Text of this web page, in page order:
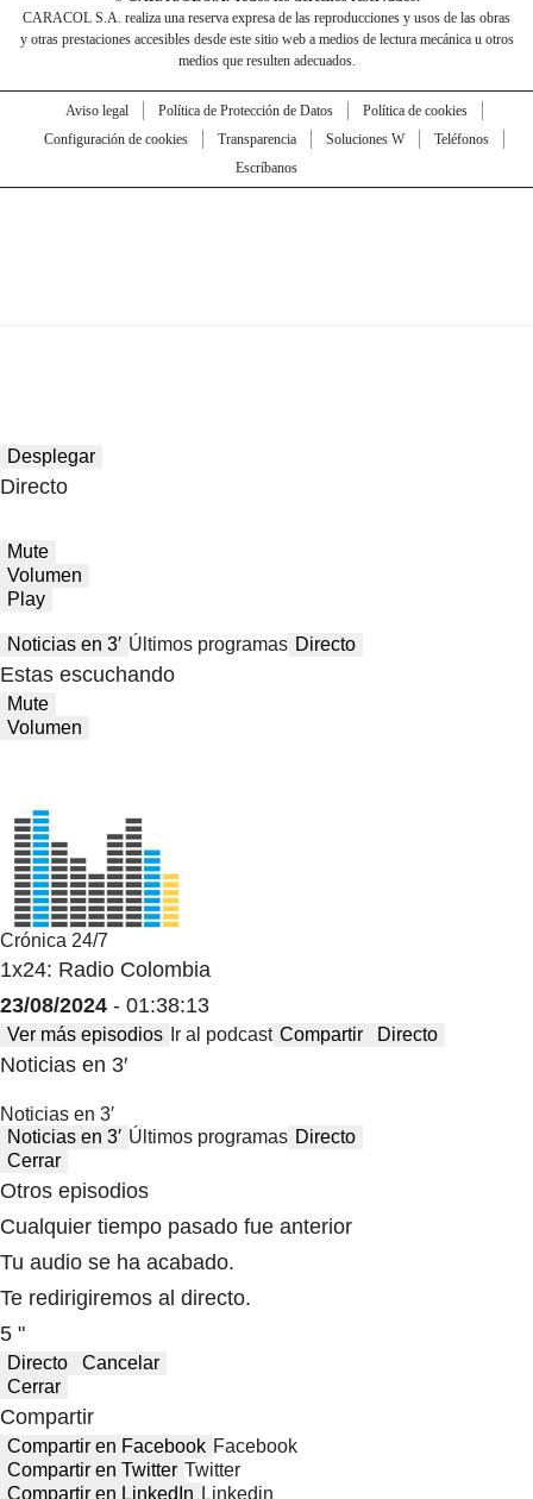
CARACOL S.A. realiza una reserva expresa de las reproducciones y usos de las obras
y otras prestaciones accesibles desde este sitio web a medios de lectura mecánica u otros
medios que resulten adecuados.
Aviso legal Política de Protección de Datos
Política de cookies
Configuración de cookies
Transparencia Soluciones W
Teléfonos
Escríbanos
Desplegar
Directo
Mute
Volumen
Play
Noticias en 3′ Últimos programas Directo
Estas escuchando
Mute
Volumen
Crónica 24/7
1x24: Radio Colombia
23/08/2024 - 01:38:13
Ver más episodios Ir al podcast Compartir Directo
Noticias en 3′
Noticias en 3′
Noticias en 3′ Últimos programas Directo
Cerrar
Otros episodios
Cualquier tiempo pasado fue anterior
Tu audio se ha acabado.
Te redirigiremos al directo.
5 "
Directo
Cancelar
Cerrar
Compartir
Compartir en Facebook Facebook
Compartir en Twitter Twitter
Compartir en LinkedIn Linkedin